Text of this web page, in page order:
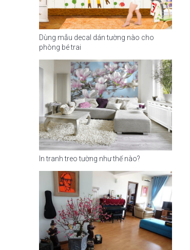
Dùng mẫu decal dán tường nào cho
phòng bé trai
In tranh treo tường như thế nào?